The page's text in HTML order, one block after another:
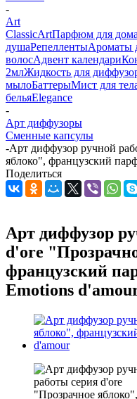
-
Art
ClassicArtПарфюм для
душаРепеллентыАроматы
волосАдвент календари
2млЖидкость для
мылоБаттерыМист для
бельяElegance
-
Арт диффузоры
Сменные капсулы
-Арт диффузор ручной
яблоко", французский
Поделиться
Арт диффузор
d'ore
французский
Emotions